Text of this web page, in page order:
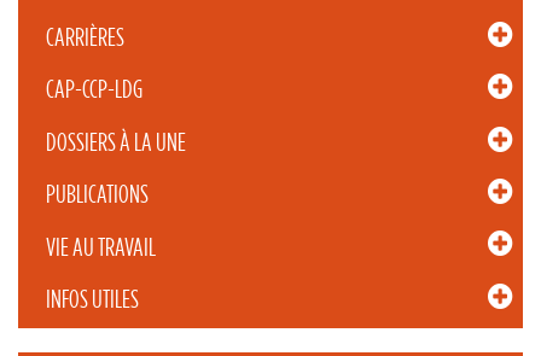
CARRIÈRES
CAP-CCP-LDG
DOSSIERS À LA UNE
PUBLICATIONS
VIE AU TRAVAIL
INFOS UTILES